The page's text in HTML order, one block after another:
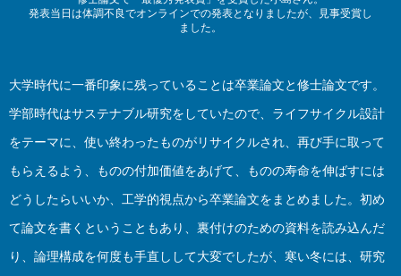
発表当日は体調不良でオンラインでの発表となりましたが、見事受賞し
ました。
大学時代に一番印象に残っていることは卒業論文と修士論文です。
学部時代はサステナブル研究をしていたので、ライフサイクル設計
をテーマに、使い終わったものがリサイクルされ、再び手に取って
もらえるよう、ものの付加価値をあげて、ものの寿命を伸ばすには
どうしたらいいか、工学的視点から卒業論文をまとめました。初め
て論文を書くということもあり、裏付けのための資料を読み込んだ
り、論理構成を何度も手直しして大変でしたが、寒い冬には、研究